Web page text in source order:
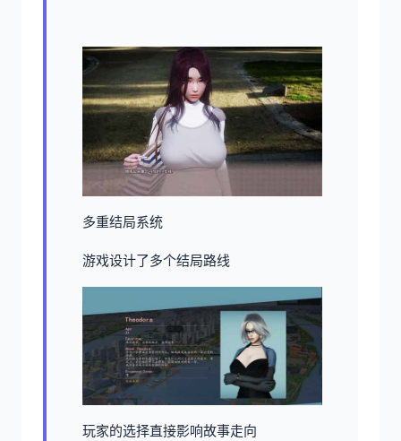
多重结局系统
游戏设计了多个结局路线
玩家的选择直接影响故事走向